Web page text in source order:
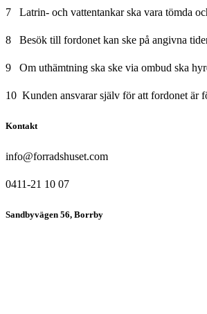
7 Latrin- och vattentankar ska vara tömda
8 Besök till fordonet kan ske på angivna
9 Om uthämtning ska ske via ombud ska
10 Kunden ansvarar själv för att fordonet är
Kontakt
info@forradshuset.com
0411-21 10 07
Sandbyvägen 56, Borrby